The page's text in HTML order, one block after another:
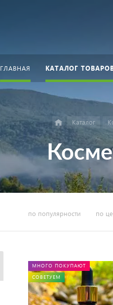
ГЛАВНАЯ КАТАЛОГ
Каталог
по популярности по
МНОГО ПОКУПАЮТ
СОВЕТУЕМ